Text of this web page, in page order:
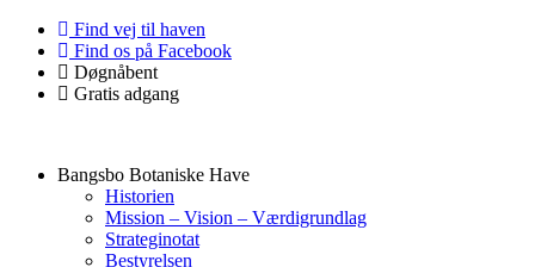
Skip
content
Find vej til haven
Find os på Facebook
Døgnåbent
Gratis adgang
Bangsbo Botaniske Have
Historien
Mission – Vision – Værdigrundlag
Strateginotat
Bestyrelsen